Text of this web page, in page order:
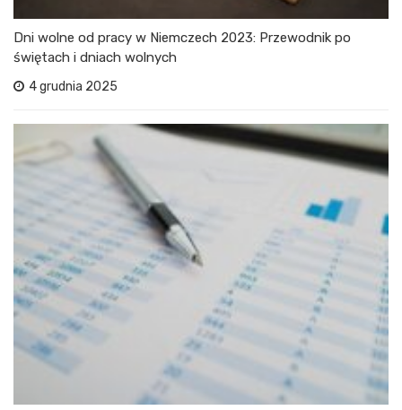
Dni wolne od pracy w Niemczech 2023: Przewodnik po
świętach i dniach wolnych
4 grudnia 2025